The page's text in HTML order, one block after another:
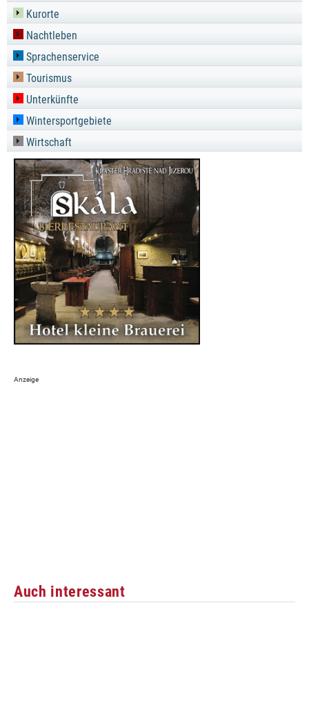
Kurorte
Nachtleben
Sprachenservice
Tourismus
Unterkünfte
Wintersportgebiete
Wirtschaft
Auch interessant